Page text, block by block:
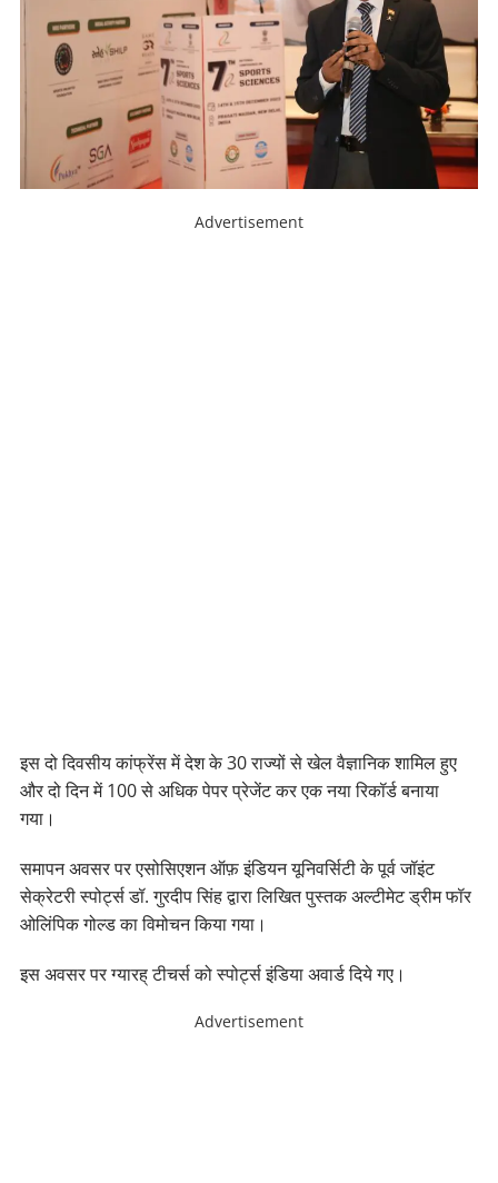
Advertisement
इस दो दिवसीय कांफ्रेंस में देश के 30 राज्यों से खेल वैज्ञानिक शामिल हुए
और दो दिन में 100 से अधिक पेपर प्रेजेंट कर एक नया रिकॉर्ड बनाया
गया।
समापन अवसर पर एसोसिएशन ऑफ़ इंडियन यूनिवर्सिटी के पूर्व जॉइंट
सेक्रेटरी स्पोर्ट्स डॉ. गुरदीप सिंह द्वारा लिखित पुस्तक अल्टीमेट ड्रीम फॉर
ओलिंपिक गोल्ड का विमोचन किया गया।
इस अवसर पर ग्यारह् टीचर्स को स्पोर्ट्स इंडिया अवार्ड दिये गए।
Advertisement